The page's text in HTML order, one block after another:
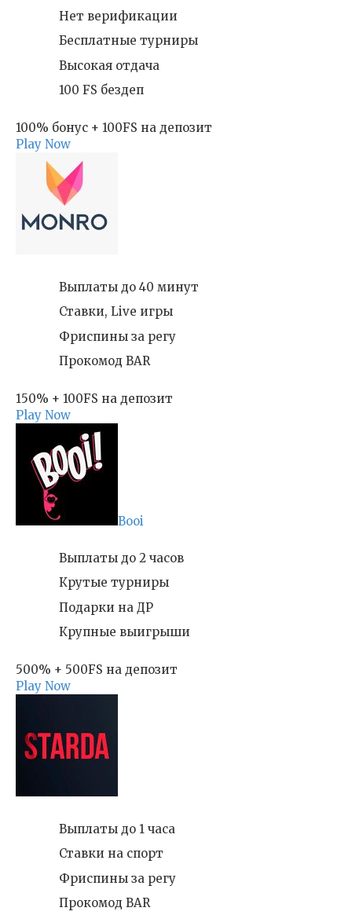
Нет верификации
Бесплатные турниры
Высокая отдача
100 FS бездеп
100% бонус + 100FS на депозит
Play Now
Выплаты до 40 минут
Ставки, Live игры
Фриспины за регу
Прокомод BAR
150% + 100FS на депозит
Play Now
Booi
Выплаты до 2 часов
Крутые турниры
Подарки на ДР
Крупные выигрыши
500% + 500FS на депозит
Play Now
Выплаты до 1 часа
Ставки на спорт
Фриспины за регу
Прокомод BAR